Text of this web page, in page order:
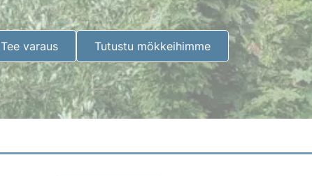
Tee varaus Tutustu mökkeihimme